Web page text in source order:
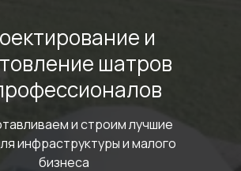
и
шатров
и строим лучшие
инфраструктуры и малого
бизнеса